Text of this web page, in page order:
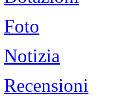
Foto
Notizia
Recensioni